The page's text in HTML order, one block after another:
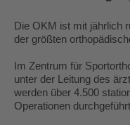
Die OKM ist mit jährlich
der größten
Im Zentrum für
unter der Leitung des
werden über 4.500
Operationen